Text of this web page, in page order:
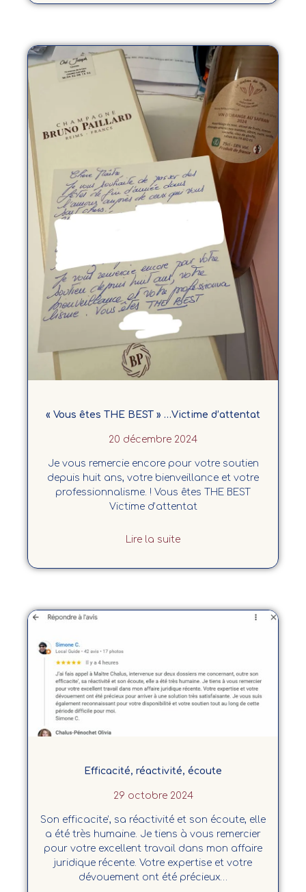
« Vous êtes THE BEST » …Victime d’attentat
20 décembre 2024
Je vous remercie encore pour votre soutien
depuis huit ans, votre bienveillance et votre
professionnalisme. ! Vous êtes THE BEST
Victime d’attentat
Lire la suite
Efficacité, réactivité, écoute
29 octobre 2024
Son efficacite’, sa réactivité et son écoute, elle
a été très humaine. Je tiens à vous remercier
pour votre excellent travail dans mon affaire
juridique récente. Votre expertise et votre
dévouement ont été précieux…